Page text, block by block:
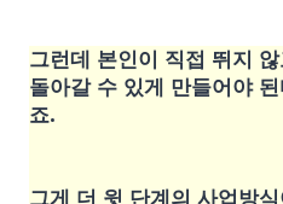
그런데 본인이 직접 뛰지
돌아갈 수 있게 만들어야
죠.
그게 더 윗 단계의 사업방